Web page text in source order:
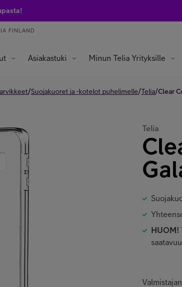
FINLAND
Asiakastuki Minun Telia Yrityksille
/Suojakuoret ja -kotelot puhelimelle/Telia/Clear
Telia
HUOM!